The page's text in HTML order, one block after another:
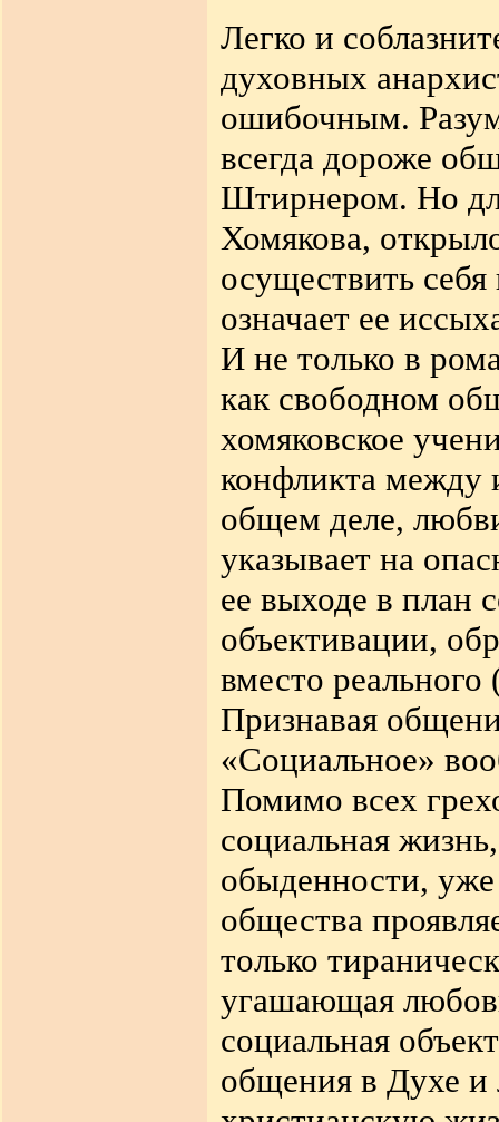
Легко и
духовных
ошибочным.
всегда дороже
Штирнером. Но
Хомякова,
осуществить
означает ее
И не только в
как свободном
хомяковское
конфликта между
общем деле,
указывает на
ее выходе в план
объективации,
вместо
Признавая
«Социальное»
Помимо всех
социальная
обыденности, уже
общества
только
угашающая
социальная
общения в Духе и